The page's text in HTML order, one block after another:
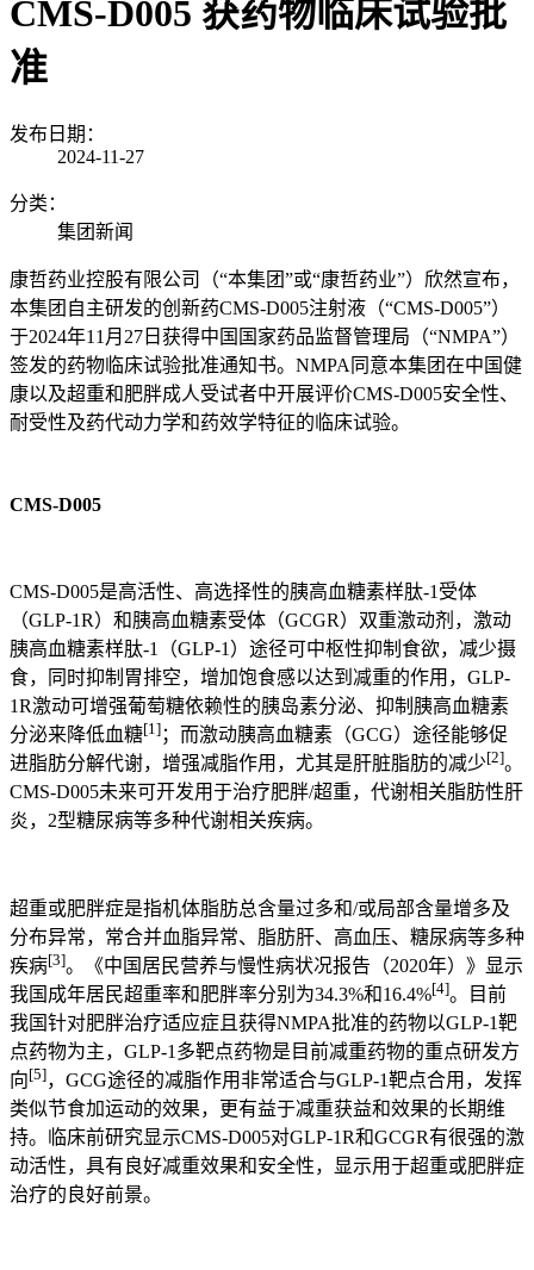
CMS-D005 获药物临床试验批
准
发布日期：
2024-11-27
分类：
集团新闻
康哲药业控股有限公司（“本集团”或“康哲药业”）欣然宣布，
本集团自主研发的创新药CMS-D005注射液（“CMS-D005”）
于2024年11月27日获得中国国家药品监督管理局（“NMPA”）
签发的药物临床试验批准通知书。NMPA同意本集团在中国健
康以及超重和肥胖成人受试者中开展评价CMS-D005安全性、
耐受性及药代动力学和药效学特征的临床试验。
CMS-D005
CMS-D005是高活性、高选择性的胰高血糖素样肽-1受体
（GLP-1R）和胰高血糖素受体（GCGR）双重激动剂，激动
胰高血糖素样肽-1（GLP-1）途径可中枢性抑制食欲，减少摄
食，同时抑制胃排空，增加饱食感以达到减重的作用，GLP-
1R激动可增强葡萄糖依赖性的胰岛素分泌、抑制胰高血糖素
分泌来降低血糖[1] ；而激动胰高血糖素（GCG）途径能够促
进脂肪分解代谢，增强减脂作用，尤其是肝脏脂肪的减少[2]。
CMS-D005未来可开发用于治疗肥胖/超重，代谢相关脂肪性肝
炎，2型糖尿病等多种代谢相关疾病。
超重或肥胖症是指机体脂肪总含量过多和/或局部含量增多及
分布异常，常合并血脂异常、脂肪肝、高血压、糖尿病等多种
疾病[3]。《中国居民营养与慢性病状况报告（2020年）》显示
我国成年居民超重率和肥胖率分别为34.3%和16.4%[4]。目前
我国针对肥胖治疗适应症且获得NMPA批准的药物以GLP-1靶
点药物为主，GLP-1多靶点药物是目前减重药物的重点研发方
向[5]，GCG途径的减脂作用非常适合与GLP-1靶点合用，发挥
类似节食加运动的效果，更有益于减重获益和效果的长期维
持。临床前研究显示CMS-D005对GLP-1R和GCGR有很强的激
动活性，具有良好减重效果和安全性，显示用于超重或肥胖症
治疗的良好前景。